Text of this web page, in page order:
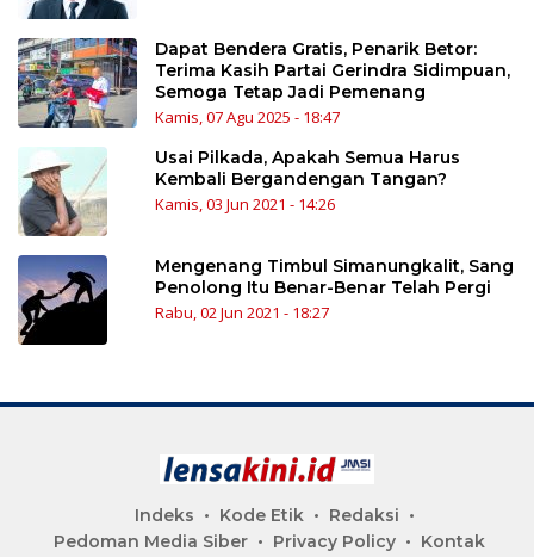
Dapat Bendera Gratis, Penarik Betor:
Terima Kasih Partai Gerindra Sidimpuan,
Semoga Tetap Jadi Pemenang
Kamis, 07 Agu 2025 - 18:47
Usai Pilkada, Apakah Semua Harus
Kembali Bergandengan Tangan?
Kamis, 03 Jun 2021 - 14:26
Mengenang Timbul Simanungkalit, Sang
Penolong Itu Benar-Benar Telah Pergi
Rabu, 02 Jun 2021 - 18:27
Indeks Kode Etik
Redaksi
Pedoman Media Siber
Privacy Policy Kontak